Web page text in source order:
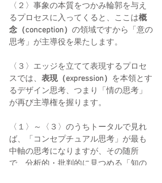
〈２〉事象の本質をつかみ輪郭を与え
るプロセスに入ってくると、ここは概
念（conception） の領域ですから「意の
思考」が主導役を果たします。
〈３〉エッジを立てて表現するプロセ
スでは、 表現（expression） を本領とす
るデザイン思考、つまり「情の思考」
が再び主導権を握ります。
〈１〉～〈３〉のうちトータルで見れ
ば、「コンセプチュアル思考」が最も
中軸の思考になりますが、その随所
で、分析的・批判的に見つめる「知の